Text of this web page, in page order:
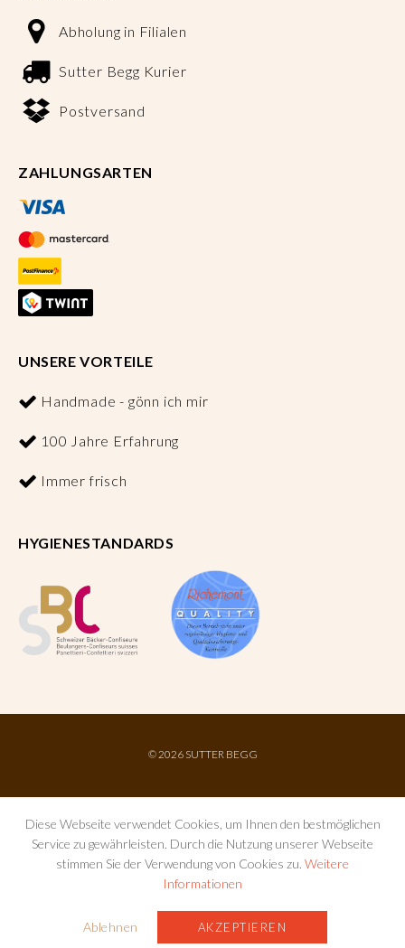
Abholung in Filialen
Sutter Begg Kurier
Postversand
ZAHLUNGSARTEN
UNSERE VORTEILE
Handmade - gönn ich mir
100 Jahre Erfahrung
Immer frisch
HYGIENESTANDARDS
© 2026 SUTTER BEGG
Diese Webseite verwendet Cookies, um Ihnen den bestmöglichen
Service zu gewährleisten. Durch die Nutzung unserer Webseite
stimmen Sie der Verwendung von Cookies zu. Weitere
Informationen
Ablehnen AKZEPTIEREN